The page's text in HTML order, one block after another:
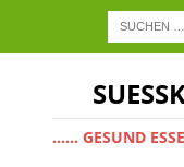
...... GESUND